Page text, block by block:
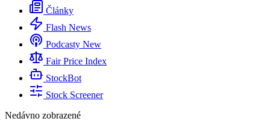
Články
Flash News
Podcasty New
Fair Price Index
StockBot
Stock Screener
Nedávno zobrazené